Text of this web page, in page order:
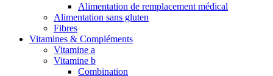
Alimentation de remplacement médical
Alimentation sans gluten
Fibres
Vitamines & Compléments
Vitamine a
Vitamine b
Combination